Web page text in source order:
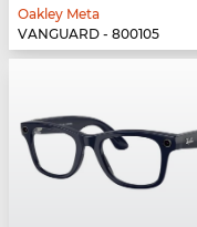
Oakley Meta
VANGUARD - 800105